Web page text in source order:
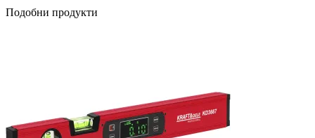
Подобни продукти